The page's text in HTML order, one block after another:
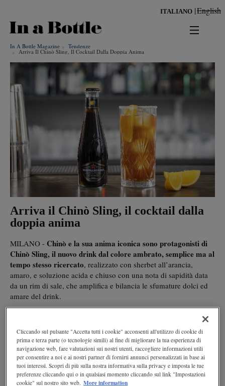
contenuto
ITALIANO English
Risultati per
territorio
cultura
persone
tendenze
In A Bottle Magazine Tendenze
Arriva Il Chinò Sling, Il Cocktail Dalla Doppia Anima
Arriva il Chinò Sling, il cocktail dalla
doppia anima
MILANO - Chinò e la sua anima iconica sono protagonisti di
Chinò Sling, il nuovo drink dal colore ambrato, semplice ma al
tempo stesso ricercato, realizzato con sherbet all’arancia,
amaro, e soluzione acida e chiuso con una nota di sapidità data
da un rim di sale, che amplifica e bilancia le sfumature dolci ed
amare del drink.
Roma
Bar Show
, l’evento esclusivamente dedicato all’industria del
beverage e della mixology che ne studia costantemente nuove
sfumature ed evoluzioni.
Il Chinò Sling
Cliccando sul pulsante "Accetta tutti i cookie" acconsenti all'utilizzo di cookie di
prima e terza parte (o tecnologie simili) al fine di migliorare la tua esperienza di
navigazione web, fare valutazioni sui nostri utenti, raccogliere informazioni utili
per consentire a noi e ai nostri partner di fornirti annunci personalizzati in base ai
tuoi interessi. Scopri di più sulla nostra informativa sulla privacy e imposta le tue
preferenze cliccando qui o in qualsiasi momento cliccando sul link "Impostazioni
cookie" sul nostro sito web. More information